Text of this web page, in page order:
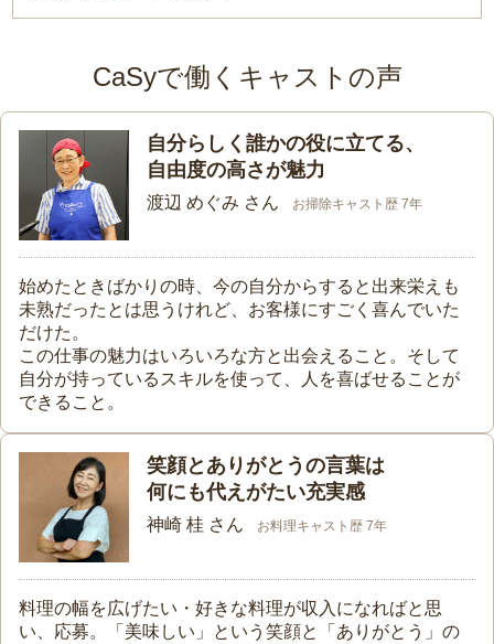
CaSyで働くキャストの声
自分らしく誰かの役に立てる、
自由度の高さが魅力
渡辺 めぐみ さん お掃除キャスト歴 7年
始めたときばかりの時、今の自分からすると出来栄えも
未熟だったとは思うけれど、お客様にすごく喜んでいた
だけた。
この仕事の魅力はいろいろな方と出会えること。そして
自分が持っているスキルを使って、人を喜ばせることが
できること。
笑顔とありがとうの言葉は
何にも代えがたい充実感
神崎 桂 さん お料理キャスト歴 7年
料理の幅を広げたい・好きな料理が収入になればと思
い、応募。「美味しい」という笑顔と「ありがとう」の